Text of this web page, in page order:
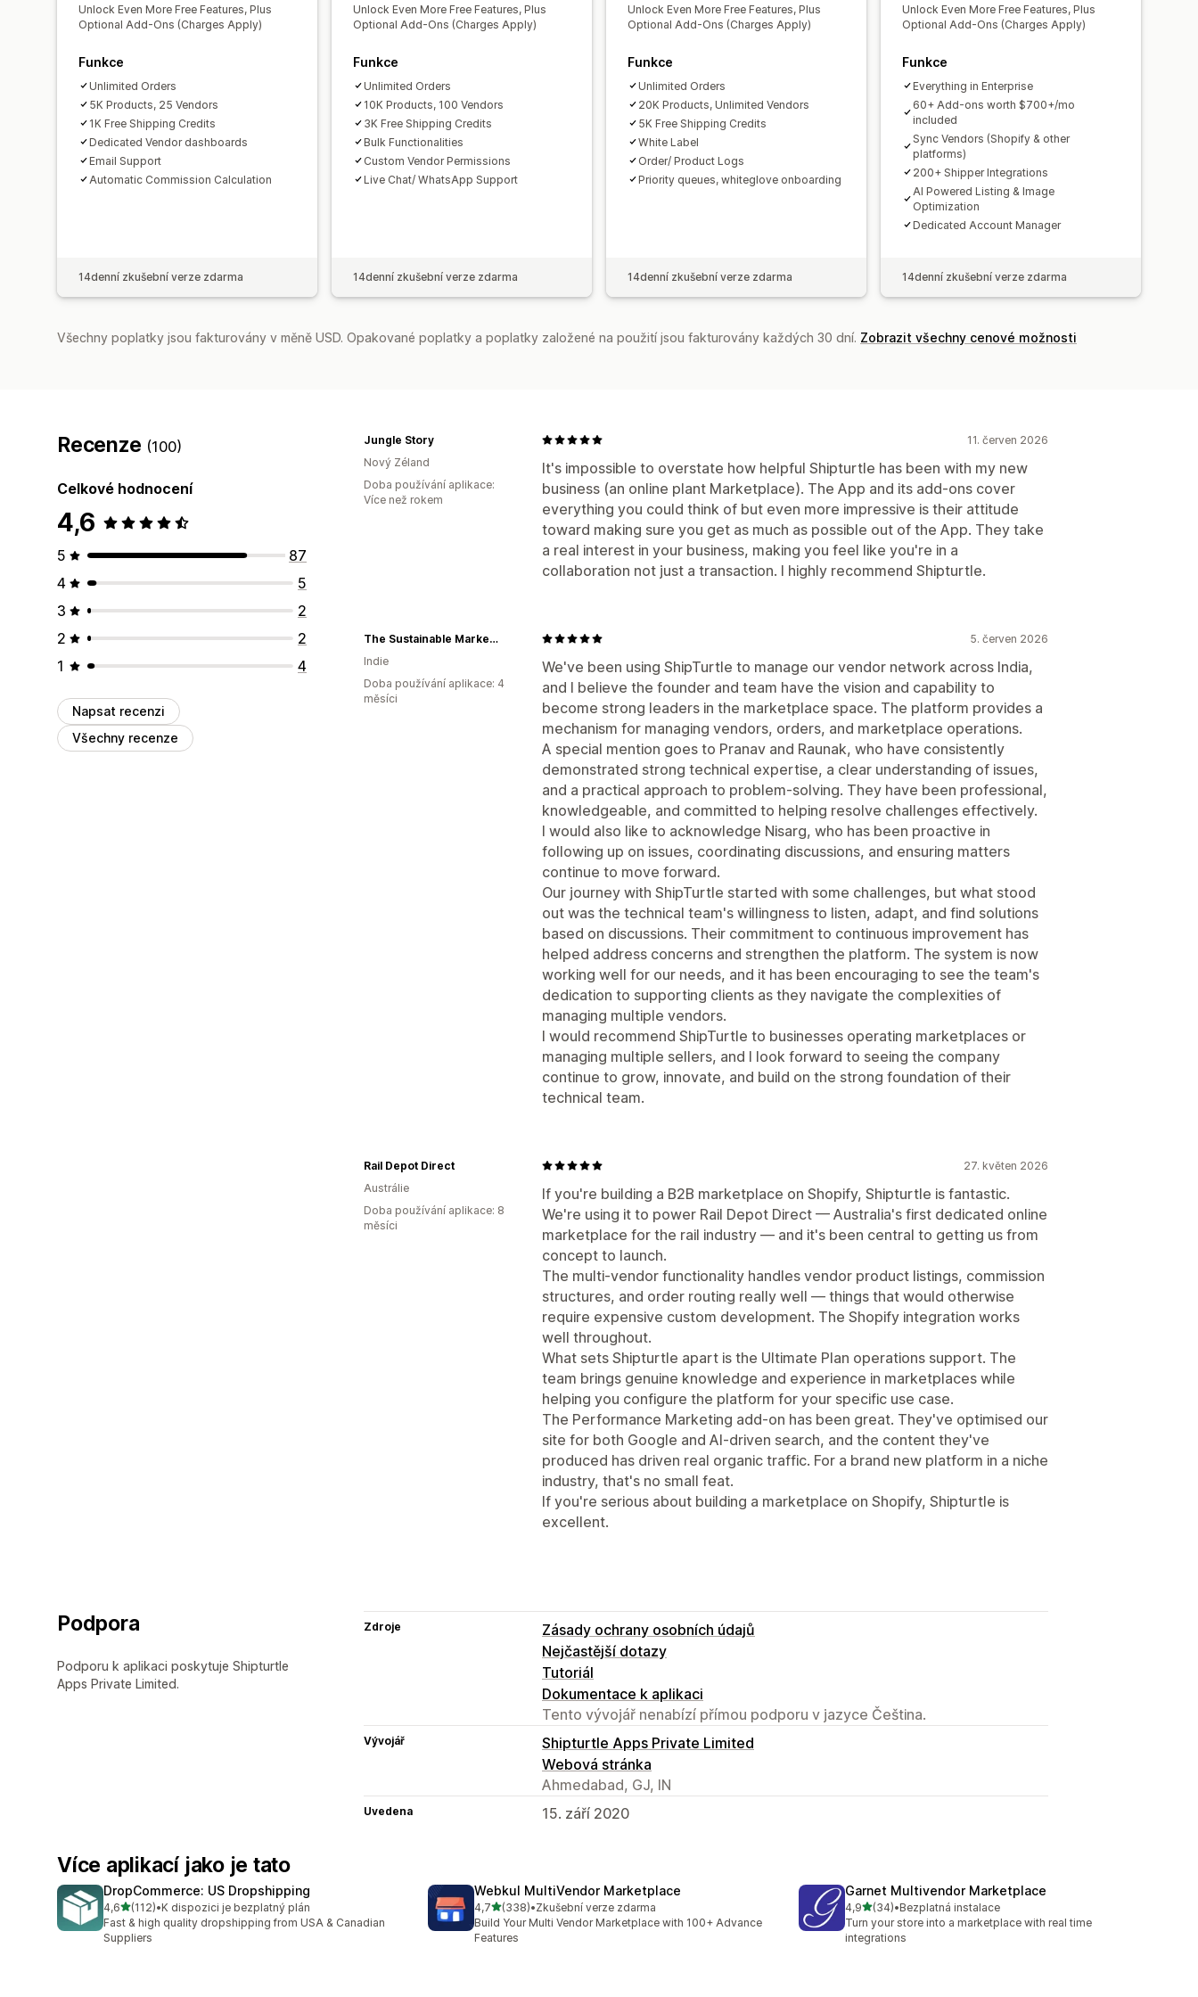
Nizozemsko
Německo Polsko Rusko Saúdská Arábie
Spojené království Spojené státy Turkmenistán Čína Španělsko
Unlock Even More Free Features, Plus
Optional Add-Ons (Charges Apply)
Funkce
Unlimited Orders
5K Products, 25 Vendors
1K Free Shipping Credits
Dedicated Vendor dashboards
Email Support
Automatic Commission Calculation
14denní zkušební verze zdarma
Unlock Even More Free Features, Plus
Optional Add-Ons (Charges Apply)
Funkce
Unlimited Orders
10K Products, 100 Vendors
3K Free Shipping Credits
Bulk Functionalities
Custom Vendor Permissions
Live Chat/ WhatsApp Support
14denní zkušební verze zdarma
Unlock Even More Free Features, Plus
Optional Add-Ons (Charges Apply)
Funkce
Unlimited Orders
20K Products, Unlimited Vendors
5K Free Shipping Credits
White Label
Order/ Product Logs
Priority queues, whiteglove onboarding
14denní zkušební verze zdarma
Unlock Even More Free Features, Plus
Optional Add-Ons (Charges Apply)
Funkce
Everything in Enterprise
60+ Add-ons worth $700+/mo
included
Sync Vendors (Shopify & other
platforms)
200+ Shipper Integrations
AI Powered Listing & Image
Optimization
Dedicated Account Manager
14denní zkušební verze zdarma
Všechny poplatky jsou fakturovány v měně USD. Opakované poplatky a poplatky založené na použití jsou fakturovány každých 30 dní. Zobrazit všechny cenové možnosti
Recenze (100)
Celkové hodnocení
4,6
5
87
4
5
3
2
2
2
1
4
Napsat recenzi
Všechny recenze
11. červen 2026
It's impossible to overstate how helpful Shipturtle has been with my new
business (an online plant Marketplace). The App and its add-ons cover
everything you could think of but even more impressive is their attitude
toward making sure you get as much as possible out of the App. They take
a real interest in your business, making you feel like you're in a
collaboration not just a transaction. I highly recommend Shipturtle.
Jungle Story
Nový Zéland
Doba používání aplikace:
Více než rokem
5. červen 2026
We've been using ShipTurtle to manage our vendor network across India,
and I believe the founder and team have the vision and capability to
become strong leaders in the marketplace space. The platform provides a
mechanism for managing vendors, orders, and marketplace operations.
A special mention goes to Pranav and Raunak, who have consistently
demonstrated strong technical expertise, a clear understanding of issues,
and a practical approach to problem-solving. They have been professional,
knowledgeable, and committed to helping resolve challenges effectively.
I would also like to acknowledge Nisarg, who has been proactive in
following up on issues, coordinating discussions, and ensuring matters
continue to move forward.
Our journey with ShipTurtle started with some challenges, but what stood
out was the technical team's willingness to listen, adapt, and find solutions
based on discussions. Their commitment to continuous improvement has
helped address concerns and strengthen the platform. The system is now
working well for our needs, and it has been encouraging to see the team's
dedication to supporting clients as they navigate the complexities of
managing multiple vendors.
I would recommend ShipTurtle to businesses operating marketplaces or
managing multiple sellers, and I look forward to seeing the company
continue to grow, innovate, and build on the strong foundation of their
technical team.
The Sustainable Marketplace
Indie
Doba používání aplikace: 4
měsíci
27. květen 2026
If you're building a B2B marketplace on Shopify, Shipturtle is fantastic.
We're using it to power Rail Depot Direct — Australia's first dedicated online
marketplace for the rail industry — and it's been central to getting us from
concept to launch.
The multi-vendor functionality handles vendor product listings, commission
structures, and order routing really well — things that would otherwise
require expensive custom development. The Shopify integration works
well throughout.
What sets Shipturtle apart is the Ultimate Plan operations support. The
team brings genuine knowledge and experience in marketplaces while
helping you configure the platform for your specific use case.
The Performance Marketing add-on has been great. They've optimised our
site for both Google and AI-driven search, and the content they've
produced has driven real organic traffic. For a brand new platform in a niche
industry, that's no small feat.
If you're serious about building a marketplace on Shopify, Shipturtle is
excellent.
Rail Depot Direct
Austrálie
Doba používání aplikace: 8
měsíci
Podpora
Podporu k aplikaci poskytuje Shipturtle
Apps Private Limited.
Zdroje
Zásady ochrany osobních údajů
Nejčastější dotazy
Tutoriál
Dokumentace k aplikaci
Tento vývojář nenabízí přímou podporu v jazyce Čeština.
Vývojář
Shipturtle Apps Private Limited
Webová stránka
Ahmedabad, GJ, IN
Uvedena 15. září 2020
Více aplikací jako je tato
DropCommerce: US Dropshipping
4,6z 5 hvězd
(112)
Celkový počet recenzí: 112
•K dispozici je bezplatný plán
Fast & high quality dropshipping from USA & Canadian
Suppliers
Webkul MultiVendor Marketplace
4,7z 5 hvězd
(338)
Celkový počet recenzí: 338
•Zkušební verze zdarma
Build Your Multi Vendor Marketplace with 100+ Advance
Features
Garnet Multivendor Marketplace
4,9z 5 hvězd
(34)
Celkový počet recenzí: 34
•Bezplatná instalace
Turn your store into a marketplace with real time
integrations